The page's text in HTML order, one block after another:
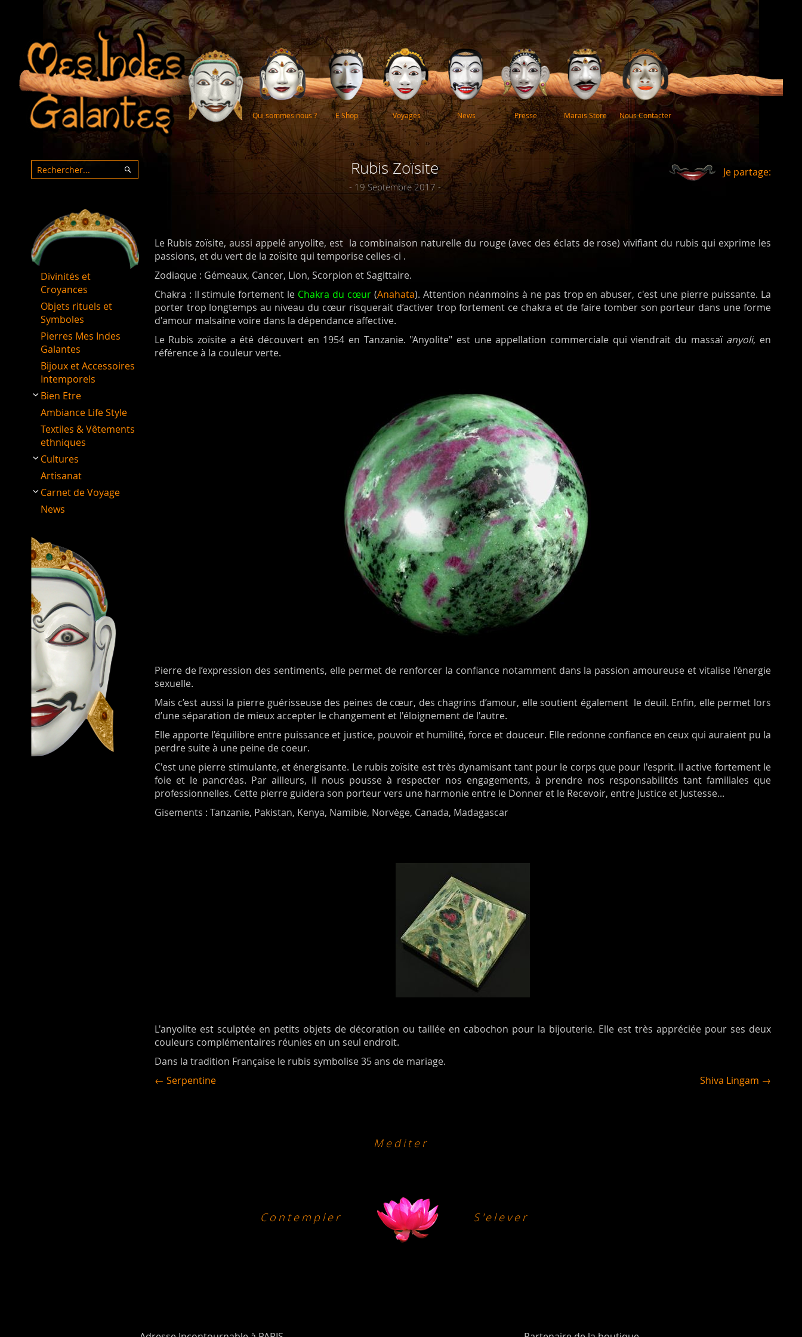
Qui sommes nous ? E Shop Voyages News Presse Marais Store Nous Contacter
Rubis Zoïsite
- 19 Septembre 2017 -
Je partage:
Le Rubis zoïsite, aussi appelé anyolite, est la combinaison naturelle du rouge (avec des éclats de rose) vivifiant du rubis qui exprime les
passions, et du vert de la zoïsite qui temporise celles-ci .
Zodiaque : Gémeaux, Cancer, Lion, Scorpion et Sagittaire.
Chakra : Il stimule fortement le Chakra du cœur (Anahata). Attention néanmoins à ne pas trop en abuser, c'est une pierre puissante. La
porter trop longtemps au niveau du cœur risquerait d’activer trop fortement ce chakra et de faire tomber son porteur dans une forme
d'amour malsaine voire dans la dépendance affective.
Le Rubis zoïsite a été découvert en 1954 en Tanzanie. "Anyolite" est une appellation commerciale qui viendrait du massaï anyoli, en
référence à la couleur verte.
Pierre de l’expression des sentiments, elle permet de renforcer la confiance notamment dans la passion amoureuse et vitalise l’énergie
sexuelle.
Mais c’est aussi la pierre guérisseuse des peines de cœur, des chagrins d’amour, elle soutient également le deuil. Enfin, elle permet lors
d’une séparation de mieux accepter le changement et l'éloignement de l'autre.
Elle apporte l’équilibre entre puissance et justice, pouvoir et humilité, force et douceur. Elle redonne confiance en ceux qui auraient pu la
perdre suite à une peine de coeur.
C'est une pierre stimulante, et énergisante. Le rubis zoïsite est très dynamisant tant pour le corps que pour l'esprit. Il active fortement le
foie et le pancréas. Par ailleurs, il nous pousse à respecter nos engagements, à prendre nos responsabilités tant familiales que
professionnelles. Cette pierre guidera son porteur vers une harmonie entre le Donner et le Recevoir, entre Justice et Justesse...
Gisements : Tanzanie, Pakistan, Kenya, Namibie, Norvège, Canada, Madagascar
L'anyolite est sculptée en petits objets de décoration ou taillée en cabochon pour la bijouterie. Elle est très appréciée pour ses deux
couleurs complémentaires réunies en un seul endroit.
Dans la tradition Française le rubis symbolise 35 ans de mariage.
← Serpentine
Shiva Lingam →
Rechercher
Divinités et
Croyances
Objets rituels et
Symboles
Pierres Mes Indes
Galantes
Bijoux et Accessoires
Intemporels
Bien Etre
Ambiance Life Style
Textiles & Vêtements
ethniques
Cultures
Artisanat
Carnet de Voyage
News
Mediter
Contempler S'elever